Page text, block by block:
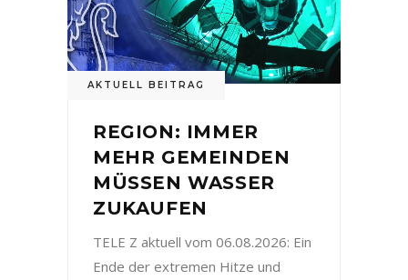
AKTUELL BEITRAG
REGION: IMMER
MEHR GEMEINDEN
MÜSSEN WASSER
ZUKAUFEN
TELE Z aktuell vom 06.08.2026: Ein
Ende der extremen Hitze und